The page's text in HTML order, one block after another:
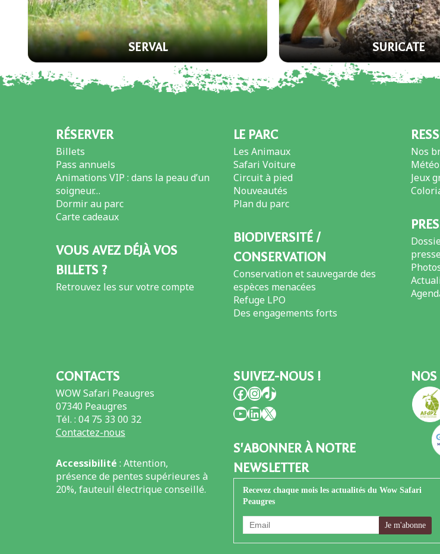
SERVAL SURICATE
RÉSERVER
Billets
Pass annuels
Animations VIP : dans la peau d’un
soigneur…
Dormir au parc
Carte cadeaux
VOUS AVEZ DÉJÀ VOS
BILLETS ?
Retrouvez les sur votre compte
LE PARC
Les Animaux
Safari Voiture
Circuit à pied
Nouveautés
Plan du parc
BIODIVERSITÉ /
CONSERVATION
Conservation et sauvegarde des
espèces menacées
Refuge LPO
Des engagements forts
Nos
Météo
Jeux
presse
CONTACTS
WOW Safari Peaugres
07340 Peaugres
Tél. : 04 75 33 00 32
Contactez-nous
Accessibilité : Attention,
présence de pentes supérieures à
20%, fauteuil électrique conseillé.
SUIVEZ-NOUS !
Facebook
Instagram
TikTok
YouTube
LinkedIn
X
S'ABONNER À NOTRE
NEWSLETTER
Recevez chaque mois les actualités du Wow Safari
Peaugres
NOS